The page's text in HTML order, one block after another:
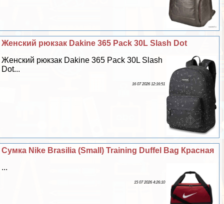
Женский рюкзак Dakine 365 Pack 30L Slash Dot
Женский рюкзак Dakine 365 Pack 30L Slash
Dot...
16 07 2026 12:16:51
Сумка Nike Brasilia (Small) Training Duffel Bag Красная
...
15 07 2026 4:26:10